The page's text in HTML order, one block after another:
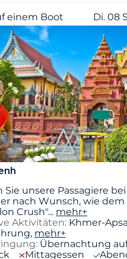
einem Boot Di. 08
Sie unsere Passagiere
nach Wunsch, wie dem
Crush"... mehr+
Aktivitäten: Khmer-
mehr+
Übernachtung
Mittagessen